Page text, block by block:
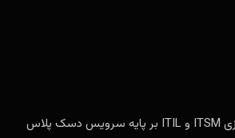
مدانت مجری پیاده‌سازی ITSM و ITIL بر پایه سرویس دسک پلاس